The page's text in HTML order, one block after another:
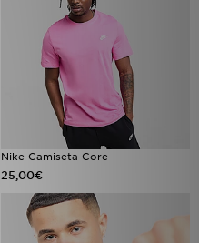
Nike Camiseta Core
25,00€